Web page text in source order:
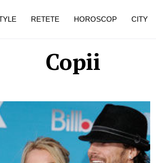
Copii
RETETE HOROSCOP CITY
de dureroasă este investigația